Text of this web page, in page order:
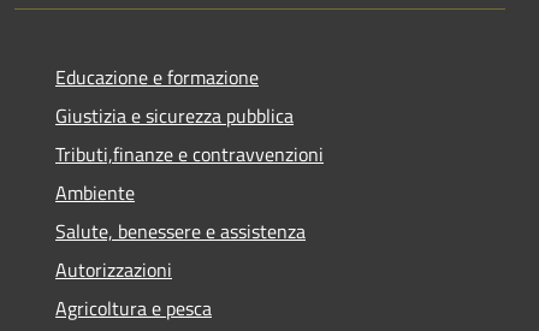
Educazione e formazione
Giustizia e sicurezza pubblica
Tributi,finanze e contravvenzioni
Ambiente
Salute, benessere e assistenza
Autorizzazioni
Agricoltura e pesca